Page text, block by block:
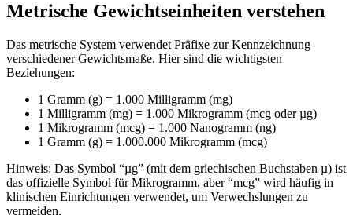
Metrische Gewichtseinheiten verstehen
Das metrische System verwendet Präfixe zur Kennzeichnung
verschiedener Gewichtsmaße. Hier sind die wichtigsten
Beziehungen:
1 Gramm (g) = 1.000 Milligramm (mg)
1 Milligramm (mg) = 1.000 Mikrogramm (mcg oder µg)
1 Mikrogramm (mcg) = 1.000 Nanogramm (ng)
1 Gramm (g) = 1.000.000 Mikrogramm (mcg)
Hinweis: Das Symbol “µg” (mit dem griechischen Buchstaben µ) ist
das offizielle Symbol für Mikrogramm, aber “mcg” wird häufig in
klinischen Einrichtungen verwendet, um Verwechslungen zu
vermeiden.